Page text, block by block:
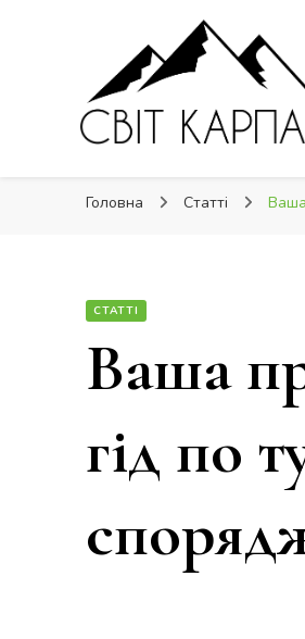
Світ Карпат
Світ Карпат
Головна Статті
СТАТТІ
Ваша
гід по